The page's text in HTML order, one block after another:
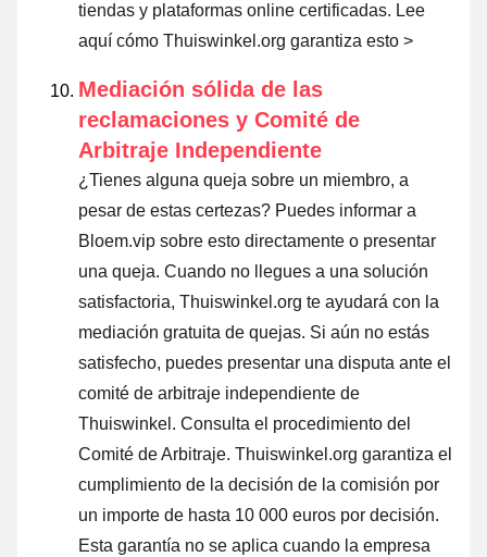
tiendas y plataformas online certificadas. Lee
aquí cómo Thuiswinkel.org garantiza esto >
Mediación sólida de las
reclamaciones y Comité de
Arbitraje Independiente
¿Tienes alguna queja sobre un miembro, a
pesar de estas certezas? Puedes informar a
Bloem.vip sobre esto directamente o presentar
una queja. Cuando no llegues a una solución
satisfactoria, Thuiswinkel.org te ayudará con la
mediación gratuita de quejas. Si aún no estás
satisfecho, puedes presentar una disputa ante el
comité de arbitraje independiente de
Thuiswinkel. Consulta el procedimiento del
Comité de Arbitraje. Thuiswinkel.org garantiza el
cumplimiento de la decisión de la comisión por
un importe de hasta 10 000 euros por decisión.
Esta garantía no se aplica cuando la empresa